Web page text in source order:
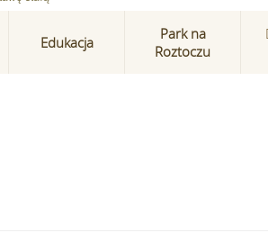
Edukacja
Park na
Roztoczu